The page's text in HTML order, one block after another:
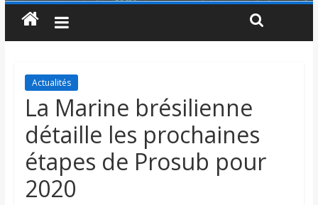
Actualités
La Marine brésilienne
détaille les prochaines
étapes de Prosub pour
2020